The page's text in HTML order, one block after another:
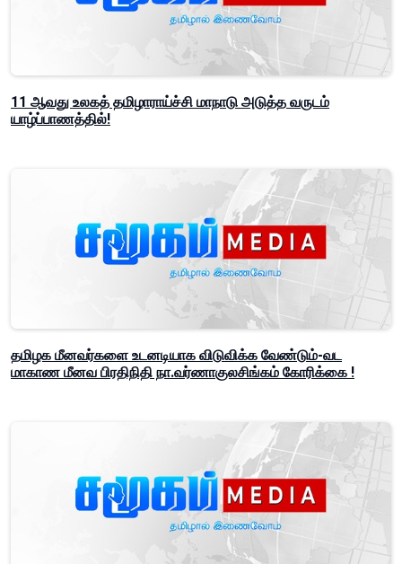
11 ஆவது உலகத் தமிழாராய்ச்சி மாநாடு அடுத்த வருடம்
யாழ்ப்பாணத்தில்!
தமிழக மீனவர்களை உடனடியாக விடுவிக்க வேண்டும்-வட
மாகாண மீனவ பிரதிநிதி நா.வர்ணாகுலசிங்கம் கோரிக்கை !